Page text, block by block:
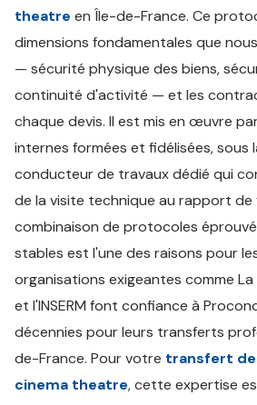
theatre en Île-de-France. Ce
dimensions fondamentales que
— sécurité physique des biens,
continuité d'activité — et les
chaque devis. Il est mis en œuvre
internes formées et fidélisées, sous
conducteur de travaux dédié qui
de la visite technique au rapport de
combinaison de protocoles
stables est l'une des raisons pour
organisations exigeantes comme La
et l'INSERM font confiance à
décennies pour leurs transferts
de-France. Pour votre transfert
cinema theatre, cette expertise